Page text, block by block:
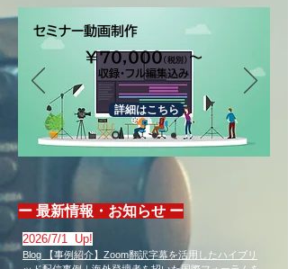
​セミナー動画制作
​￥70,000（税別）〜
​収録・フル編集込み
詳細はこちら
​ー 最新情報・お知らせ ー
2026/7/1 Up!
Blog
【事例紹介】Zoom翻訳字幕を活用したハイブリ